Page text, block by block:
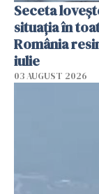
Seceta
situația în
România
iulie
03 AUGUST 2026